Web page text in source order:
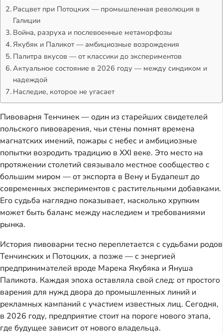
Расцвет при Потоцких — промышленная революция в
Галиции
Война, разруха и послевоенные метаморфозы
Якубяк и Паликот — амбициозные возрождения
Палитра вкусов — от классики до экспериментов
Актуальное состояние в 2026 году — между синдиком и
надеждой
Наследие, которое не угасает
Пивоварня Тенчинек — один из старейших свидетелей
польского пивоварения, чьи стены помнят времена
магнатских имений, пожары с небес и амбициозные
попытки возродить традицию в XXI веке. Это место на
протяжении столетий связывало местное сообщество с
большим миром — от экспорта в Вену и Будапешт до
современных экспериментов с растительными добавками.
Его судьба наглядно показывает, насколько хрупким
может быть баланс между наследием и требованиями
рынка.
История пивоварни тесно переплетается с судьбами родов
Тенчинских и Потоцких, а позже — с энергией
предпринимателей вроде Марека Якубяка и Януша
Паликота. Каждая эпоха оставляла свой след: от простого
варения для нужд двора до промышленных линий и
рекламных кампаний с участием известных лиц. Сегодня,
в 2026 году, предприятие стоит на пороге нового этапа,
где будущее зависит от нового владельца.